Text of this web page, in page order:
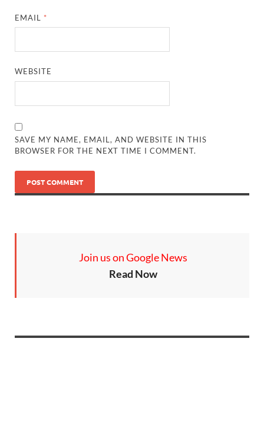
EMAIL *
WEBSITE
SAVE MY NAME, EMAIL, AND WEBSITE IN THIS
BROWSER FOR THE NEXT TIME I COMMENT.
Join us on Google News
Read Now